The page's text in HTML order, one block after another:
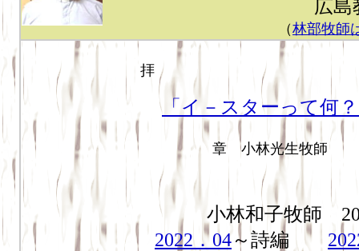
広
（林部牧師
「イ－スターって何
ルカ
章 小林光生牧師
小林和子牧師
2022．04～詩編